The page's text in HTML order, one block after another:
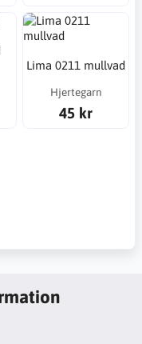
Lima 0211 mullvad
Hjertegarn
45 kr